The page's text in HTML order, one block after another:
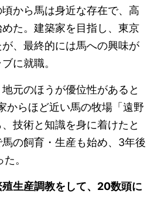
から馬は身近な存在で、高
た。建築家を目指し、東京
、最終的には馬への興味が
に就職。
元のほうが優位性があると
からほど近い馬の牧場「遠野
技術と知識を身に着けたと
の飼育・生産も始め、3年後
。
生産調教をして、20数頭に